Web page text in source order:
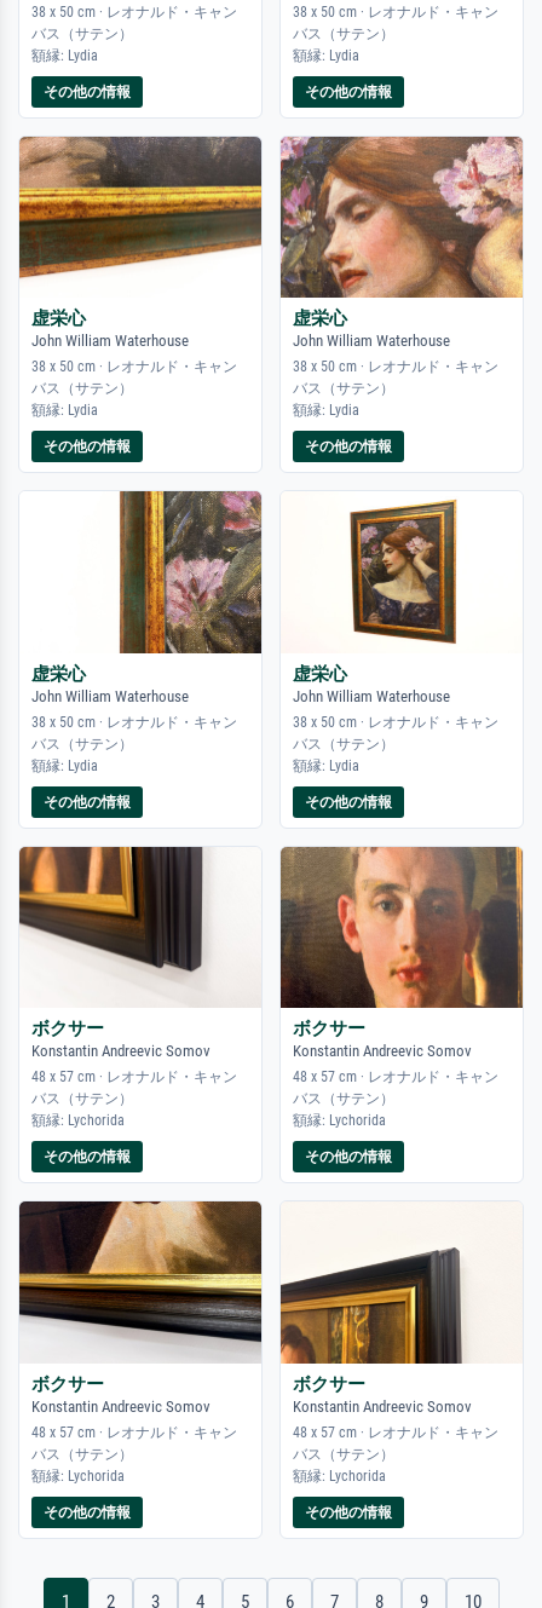
38 x 50 cm · レオナルド・キャン
バス（サテン）
額縁: Lydia
その他の情報
38 x 50 cm · レオナルド・キャン
バス（サテン）
額縁: Lydia
その他の情報
虚栄心
John William Waterhouse
38 x 50 cm · レオナルド・キャン
バス（サテン）
額縁: Lydia
その他の情報
虚栄心
John William Waterhouse
38 x 50 cm · レオナルド・キャン
バス（サテン）
額縁: Lydia
その他の情報
虚栄心
John William Waterhouse
38 x 50 cm · レオナルド・キャン
バス（サテン）
額縁: Lydia
その他の情報
虚栄心
John William Waterhouse
38 x 50 cm · レオナルド・キャン
バス（サテン）
額縁: Lydia
その他の情報
ボクサー
Konstantin Andreevic Somov
48 x 57 cm · レオナルド・キャン
バス（サテン）
額縁: Lychorida
その他の情報
ボクサー
Konstantin Andreevic Somov
48 x 57 cm · レオナルド・キャン
バス（サテン）
額縁: Lychorida
その他の情報
ボクサー
Konstantin Andreevic Somov
48 x 57 cm · レオナルド・キャン
バス（サテン）
額縁: Lychorida
その他の情報
ボクサー
Konstantin Andreevic Somov
48 x 57 cm · レオナルド・キャン
バス（サテン）
額縁: Lychorida
その他の情報
1 2 3 4 5 6 7 8 9 10